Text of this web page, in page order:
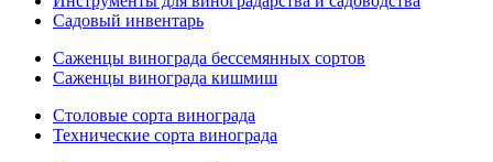
Садовый инвентарь
Саженцы винограда бессемянных сортов
Саженцы винограда кишмиш
Столовые сорта винограда
Технические сорта винограда